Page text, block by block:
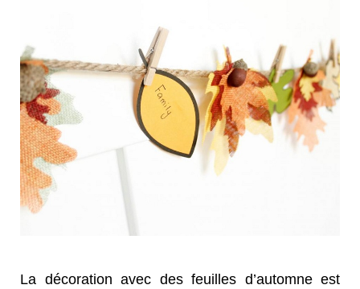
La décoration avec des feuilles d’automne est